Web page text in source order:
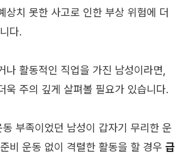
상치 못한 사고로 인한 부상 위험에 더
다.
나 활동적인 직업을 가진 남성이라면,
욱 주의 깊게 살펴볼 필요가 있습니다.
부족이었던 남성이 갑자기 무리한 운
비 운동 없이 격렬한 활동을 할 경우 급